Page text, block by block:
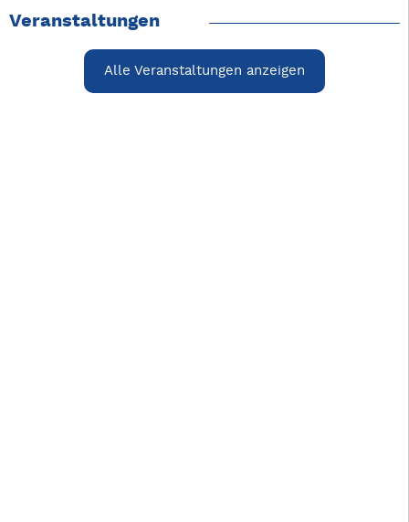
Veranstaltungen
Alle Veranstaltungen anzeigen